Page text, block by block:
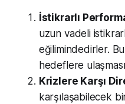
İstikrarlı
uzun vadeli
eğilimindedirler.
hedeflere
Krizlere Karşı
karşılaşabilecek